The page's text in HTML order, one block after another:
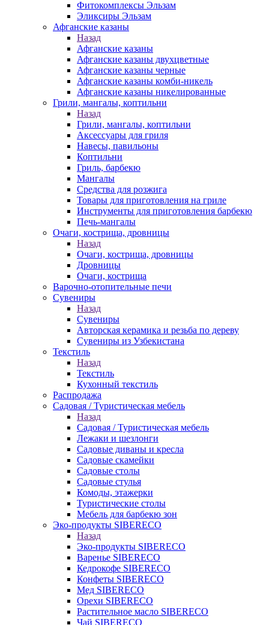
Фитокомплексы Эльзам
Эликсиры Эльзам
Афганские казаны
Назад
Афганские казаны
Афганские казаны двухцветные
Афганские казаны черные
Афганские казаны комби-никель
Афганские казаны никелированные
Грили, мангалы, коптильни
Назад
Грили, мангалы, коптильни
Аксессуары для гриля
Навесы, павильоны
Коптильни
Гриль, барбекю
Мангалы
Средства для розжига
Товары для приготовления на гриле
Инструменты для приготовления барбекю
Печь-мангалы
Очаги, кострища, дровницы
Назад
Очаги, кострища, дровницы
Дровницы
Очаги, кострища
Варочно-отопительные печи
Сувениры
Назад
Сувениры
Авторская керамика и резьба по дереву
Сувениры из Узбекистана
Текстиль
Назад
Текстиль
Кухонный текстиль
Распродажа
Садовая / Туристическая мебель
Назад
Садовая / Туристическая мебель
Лежаки и шезлонги
Садовые диваны и кресла
Садовые скамейки
Садовые столы
Садовые стулья
Комоды, этажерки
Туристические столы
Мебель для барбекю зон
Эко-продукты SIBERECO
Назад
Эко-продукты SIBERECO
Варенье SIBERECO
Кедрокофе SIBERECO
Конфеты SIBERECO
Мед SIBERECO
Орехи SIBERECO
Растительное масло SIBERECO
Чай SIBERECO